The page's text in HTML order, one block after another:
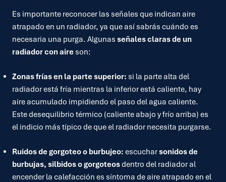
Es importante reconocer las señales que indican aire
atrapado en un radiador, ya que así sabrás cuándo es
necesaria una purga. Algunas señales claras de un
radiador con aire son:
Zonas frías en la parte superior: si la parte alta del
radiador está fría mientras la inferior está caliente, hay
aire acumulado impidiendo el paso del agua caliente.
Este desequilibrio térmico (caliente abajo y frío arriba) es
el indicio más típico de que el radiador necesita purgarse.
Ruidos de gorgoteo o burbujeo: escucharsonidos de
burbujas, silbidos o gorgoteosdentro del radiador al
encender la calefacción es síntoma de aire atrapado en el